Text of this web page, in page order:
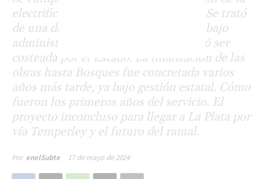
electrificación Temperley - Claypole. Se trató
de una de las pocas obras ejecutadas bajo
administración privada, aunque debió ser
costeada por el Estado. La finalización de las
obras hasta Bosques fue concretada varios
años más tarde, ya bajo gestión estatal. Cómo
fueron los primeros años del servicio. El
proyecto inconcluso para llegar a La Plata por
vía Temperley y el futuro del ramal.
Por enelSubte 17 de mayo de 2024